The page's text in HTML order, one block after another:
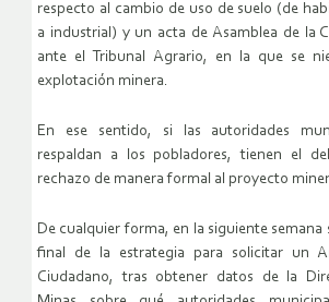
respecto al cambio de uso de suelo (de
a industrial) y un acta de Asamblea de la
ante el Tribunal Agrario, en la que se
explotación minera.
En ese sentido, si las autoridades
respaldan a los pobladores, tienen el
rechazo de manera formal al proyecto
De cualquier forma, en la siguiente semana
final de la estrategia para solicitar un
Ciudadano, tras obtener datos de la